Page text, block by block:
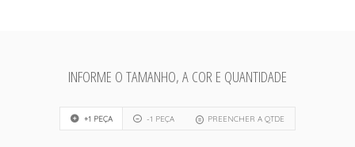
INFORME O TAMANHO, A COR E QUANTIDADE
+1 PEÇA -1 PEÇA PREENCHER A QTDE